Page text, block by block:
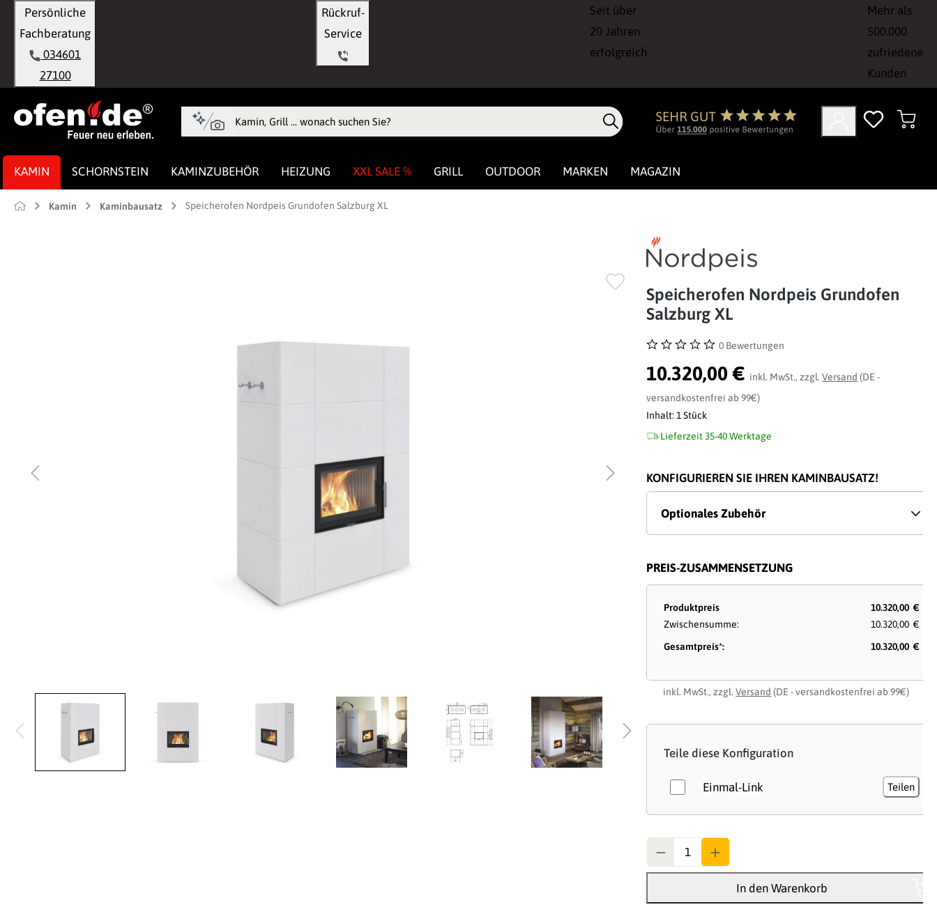
Zur Hauptnavigation springen
Persönliche
Fachberatung
034601
27100
Rückruf-
Seit über
20 Jahren
erfolgreich
Mehr als
500.000
zufriedene
Kunden
KAMIN SCHORNSTEIN KAMINZUBEHÖR HEIZUNG XXL SALE % GRILL OUTDOOR MARKEN MAGAZIN
Kamin Kaminbausatz Speicherofen Nordpeis Grundofen Salzburg XL
Speicherofen Nordpeis Grundofen
Salzburg XL
Durchschnittliche Bewertung von 0 von 5 Sternen
0 Bewertungen
10.320,00 € inkl. MwSt., zzgl.Versand (DE -
versandkostenfrei ab 99€)
Inhalt:1 Stück
Lieferzeit 35-40 Werktage
KONFIGURIEREN SIE IHREN KAMINBAUSATZ!
Optionales Zubehör
PREIS-ZUSAMMENSETZUNG
Produktpreis
10.320,00 €
Zwischensumme:
10.320,00 €
Gesamtpreis*:
10.320,00 €
inkl. MwSt., zzgl.Versand (DE - versandkostenfrei ab 99€)
Teile diese Konfiguration
Einmal-Link Teilen
In den Warenkorb